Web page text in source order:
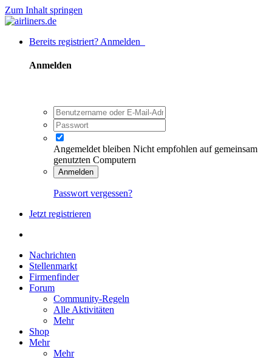
Zum Inhalt springen
Bereits registriert? Anmelden
Anmelden
Angemeldet bleiben Nicht empfohlen auf gemeinsam
genutzten Computern
Anmelden
Passwort vergessen?
Jetzt registrieren
Nachrichten
Stellenmarkt
Firmenfinder
Forum
Community-Regeln
Alle Aktivitäten
Mehr
Shop
Mehr
Mehr